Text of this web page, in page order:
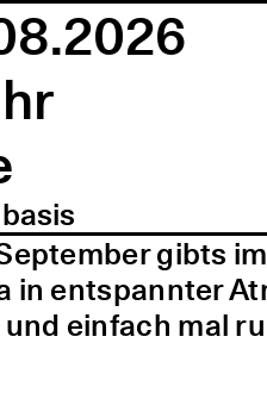
gibts
in entspannter
einfach mal